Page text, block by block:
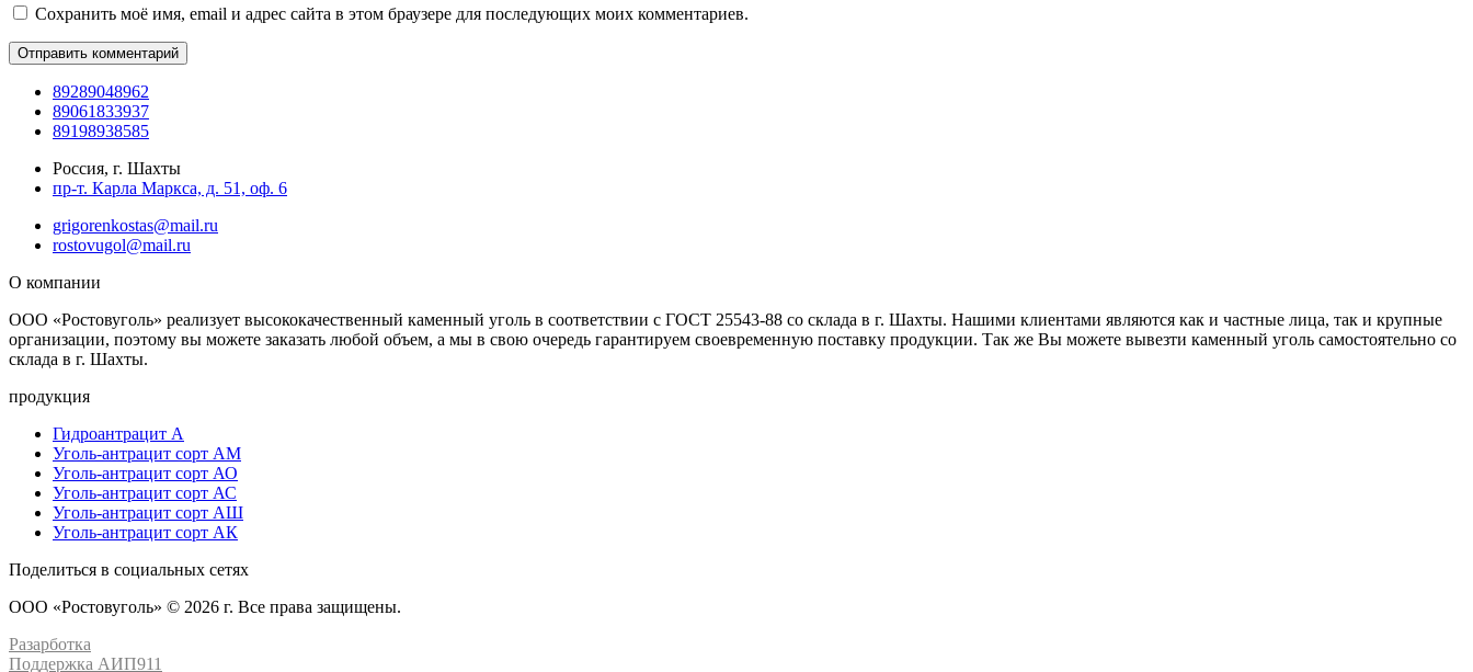
Сохранить моё имя, email и адрес сайта в этом браузере для последующих моих комментариев.
89289048962
89061833937
89198938585
Россия, г. Шахты
пр-т. Карла Маркса, д. 51, оф. 6
grigorenkostas@mail.ru
rostovugol@mail.ru
О компании
ООО «Ростовуголь» реализует высококачественный каменный уголь в соответствии с ГОСТ 25543-88 со склада в г. Шахты. Нашими клиентами являются как и частные лица, так и крупные
организации, поэтому вы можете заказать любой объем, а мы в свою очередь гарантируем своевременную поставку продукции. Так же Вы можете вывезти каменный уголь самостоятельно со
склада в г. Шахты.
продукция
Гидроантрацит А
Уголь-антрацит сорт АМ
Уголь-антрацит сорт АО
Уголь-антрацит сорт АС
Уголь-антрацит сорт АШ
Уголь-антрацит сорт АК
Поделиться в социальных сетях
ООО «Ростовуголь» © 2026 г. Все права защищены.
Разарботка
Поддержка АИП911